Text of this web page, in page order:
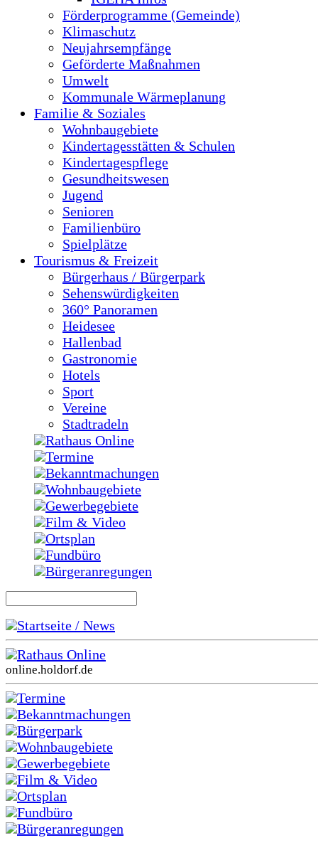
Förderprogramme (Gemeinde)
Klimaschutz
Neujahrsempfänge
Geförderte Maßnahmen
Umwelt
Kommunale Wärmeplanung
Familie & Soziales
Wohnbaugebiete
Kindertagesstätten & Schulen
Kindertagespflege
Gesundheitswesen
Jugend
Senioren
Familienbüro
Spielplätze
Tourismus & Freizeit
Bürgerhaus / Bürgerpark
Sehenswürdigkeiten
360° Panoramen
Heidesee
Hallenbad
Gastronomie
Hotels
Sport
Vereine
Stadtradeln
Rathaus Online
Termine
Bekanntmachungen
Wohnbaugebiete
Gewerbegebiete
Film & Video
Ortsplan
Fundbüro
Bürgeranregungen
Startseite / News
Rathaus Online
online.holdorf.de
Termine
Bekanntmachungen
Bürgerpark
Wohnbaugebiete
Gewerbegebiete
Film & Video
Ortsplan
Fundbüro
Bürgeranregungen